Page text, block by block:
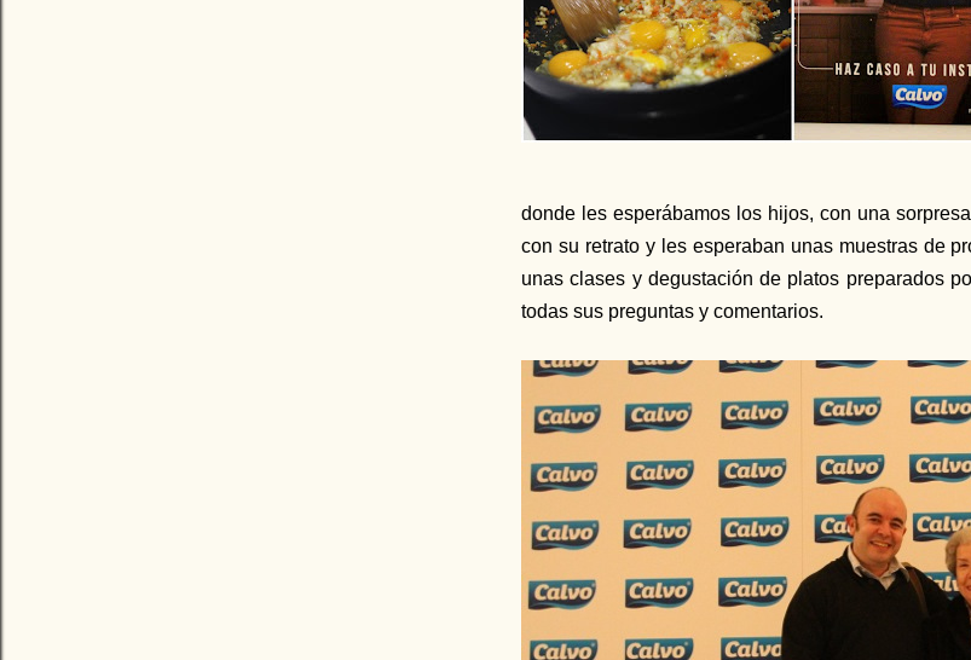
donde les esperábamos los hijos, con una
con su retrato y les esperaban unas muestras de
unas clases y degustación de platos preparados
todas sus preguntas y comentarios.